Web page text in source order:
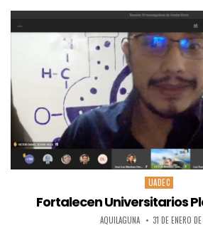
Posted
in
UADEC
Fortalecen Universitarios
AQUILAGUNA 31 DE ENERO